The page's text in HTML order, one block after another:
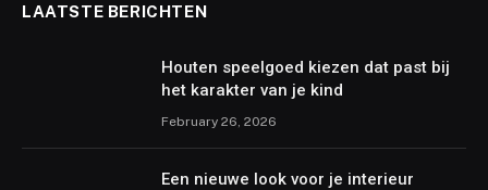
LAATSTE BERICHTEN
Houten speelgoed kiezen dat past bij
het karakter van je kind
February 26, 2026
Een nieuwe look voor je interieur